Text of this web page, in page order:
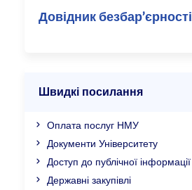
Довідник безбар’єрності
Швидкі посилання
Оплата послуг НМУ
Документи Університету
Доступ до публічної інформації
Державні закупівлі